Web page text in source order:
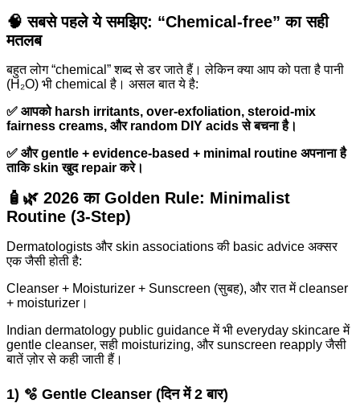
🧠 सबसे पहले ये समझिए: “Chemical-free” का सही
मतलब
बहुत लोग “chemical” शब्द से डर जाते हैं। लेकिन क्या आप को पता है पानी
(H₂O) भी chemical है। असल बात ये है:
✅ आपको harsh irritants, over-exfoliation, steroid-mix
fairness creams, और random DIY acids से बचना है।
✅ और gentle + evidence-based + minimal routine अपनाना है
ताकि skin खुद repair करे।
🧴🌿 2026 का Golden Rule: Minimalist
Routine (3-Step)
Dermatologists और skin associations की basic advice अक्सर
एक जैसी होती है:
Cleanser + Moisturizer + Sunscreen (सुबह), और रात में cleanser
+ moisturizer।
Indian dermatology public guidance में भी everyday skincare में
gentle cleanser, सही moisturizing, और sunscreen reapply जैसी
बातें ज़ोर से कही जाती हैं।
1) 🫧 Gentle Cleanser (दिन में 2 बार)